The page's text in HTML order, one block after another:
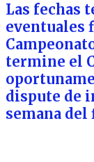
Las fechas
eventuales
termine el
dispute de
semana del